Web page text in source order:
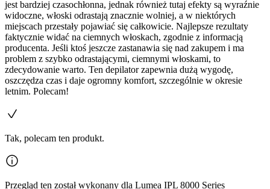
jest bardziej czasochłonna, jednak również tutaj efekty są wyraźnie
widoczne, włoski odrastają znacznie wolniej, a w niektórych
miejscach przestały pojawiać się całkowicie. Najlepsze rezultaty
faktycznie widać na ciemnych włoskach, zgodnie z informacją
producenta. Jeśli ktoś jeszcze zastanawia się nad zakupem i ma
problem z szybko odrastającymi, ciemnymi włoskami, to
zdecydowanie warto. Ten depilator zapewnia dużą wygodę,
oszczędza czas i daje ogromny komfort, szczególnie w okresie
letnim. Polecam!
Tak, polecam ten produkt.
Przegląd ten został wykonany dla Lumea IPL 8000 Series